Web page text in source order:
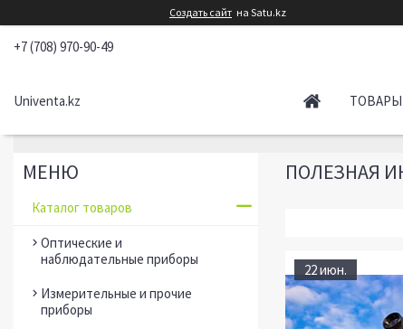
Создать сайт на Satu.kz
+7 (708) 970-90-49
Univenta.kz ТОВАРЫ
ПОЛЕЗНАЯ
22 июн.
Каталог товаров
Оптические и
наблюдательные приборы
Измерительные и прочие
приборы